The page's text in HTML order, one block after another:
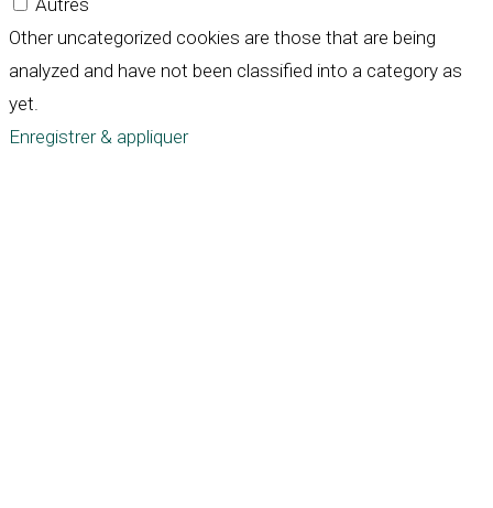
Autres
Other uncategorized cookies are those that are being
analyzed and have not been classified into a category as
yet.
Enregistrer & appliquer